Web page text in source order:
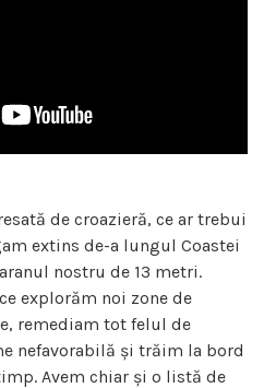
de croazieră, ce ar trebui
extins de-a lungul Coastei
nostru de 13 metri.
explorăm noi zone de
remediam tot felul de
nefavorabilă și trăim la bord
Avem chiar și o listă de